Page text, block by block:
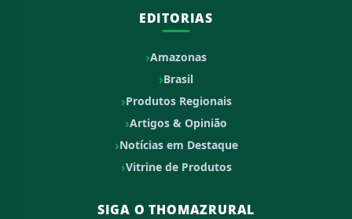
EDITORIAS
Amazonas
Brasil
Produtos Regionais
Artigos & Opinião
Notícias em Destaque
Vitrine de Produtos
SIGA O THOMAZRURAL